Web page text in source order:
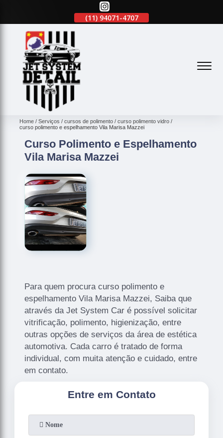
(11) 94071-4707 (11)
Home Serviços cursos de polimento
curso polimento vidro
curso polimento e espelhamento Vila Marisa Mazzei
Curso Polimento e Espelhamento
Vila Marisa Mazzei
Para quem procura curso polimento e
espelhamento Vila Marisa Mazzei, Saiba que
através da Jet System Car é possível solicitar
vitrificação, polimento, higienização, entre
outras opções de serviços da área de estética
automotiva. Cada carro é tratado de forma
individual, com muita atenção e cuidado, entre
em contato.
Entre em Contato